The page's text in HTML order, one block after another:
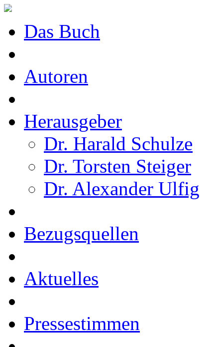
Das Buch
Autoren
Herausgeber
Dr. Harald Schulze
Dr. Torsten Steiger
Dr. Alexander Ulfig
Bezugsquellen
Aktuelles
Pressestimmen